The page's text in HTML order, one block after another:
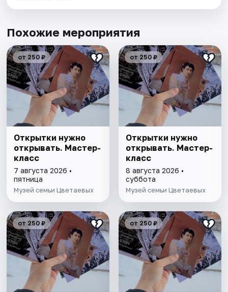
Похожие мероприятия
от 250 ₽
Открытки нужно
открывать. Мастер-
класс
7 августа 2026 •
пятница
Музей семьи Цветаевых
от 250 ₽
Открытки нужно
открывать. Мастер-
класс
8 августа 2026 •
суббота
Музей семьи Цветаевых
от 250 ₽ от 250 ₽